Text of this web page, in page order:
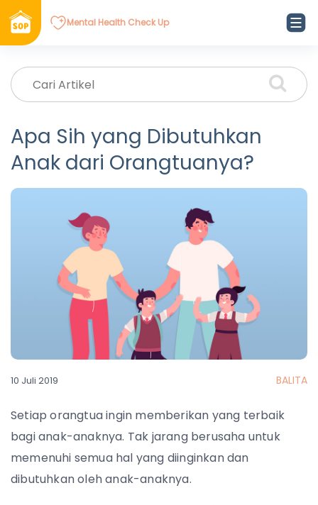
Mental Health Check Up
Apa Sih yang Dibutuhkan
Anak dari Orangtuanya?
10 Juli 2019 BALITA
Setiap orangtua ingin memberikan yang terbaik
bagi anak-anaknya. Tak jarang berusaha untuk
memenuhi semua hal yang diinginkan dan
dibutuhkan oleh anak-anaknya.